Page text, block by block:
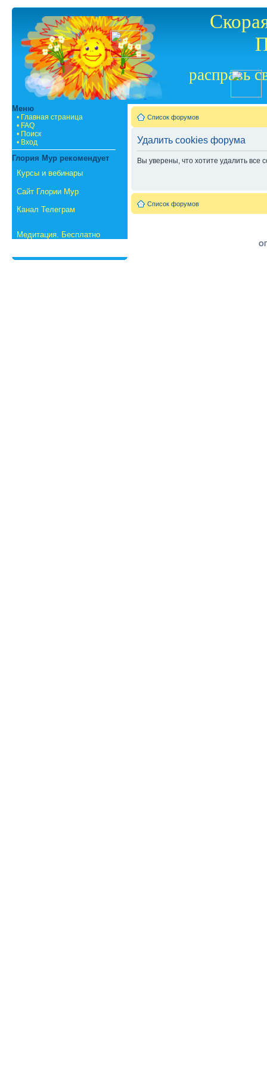
расправь
Меню
• Главная страница
• FAQ
• Поиск
• Вход
Глория Мур рекомендует
Курсы и вебинары
Сайт Глории Мур
Канал Телеграм
Медитация. Бесплатно
Список форумов
Удалить cookies форума
Вы уверены, что хотите удалить
Список форумов